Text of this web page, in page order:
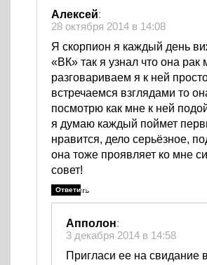
Алексей:
28 октября 2014 в 14:08
Я скорпион я каждый день
«ВК» так я узнал что она
разговариваем я к ней
встречаемся взглядами то
посмотрю как мне к ней
я думаю каждый поймет
нравится, дело серьёзное,
она тоже проявляет ко мне
совет!
Ответить
Апполон:
3 декабря 2014 в 14:58
Пригласи ее на свидание